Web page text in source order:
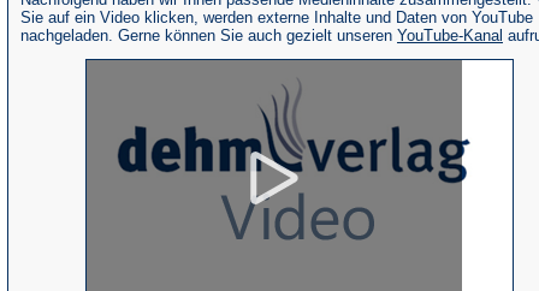
Sie auf ein Video klicken, werden externe Inhalte und Daten von YouTube
nachgeladen. Gerne können Sie auch gezielt unseren YouTube-Kanal